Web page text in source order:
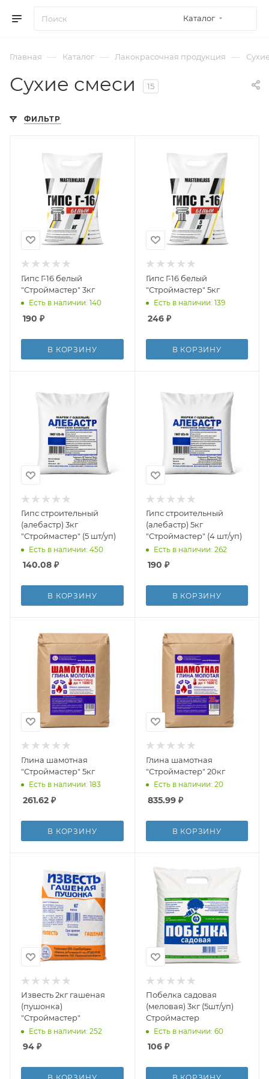
Каталог
Главная — Каталог — Лакокрасочная продукция —
Сухие смеси 15
ФИЛЬТР
Гипс Г-16 белый
"Строймастер" 3кг
Есть в наличии: 140
190 ₽
В КОРЗИНУ
Гипс Г-16 белый
"Строймастер" 5кг
Есть в наличии: 139
246₽
В КОРЗИНУ
Гипс строительный
(алебастр) 3кг
"Строймастер" (5 шт/уп)
Есть в наличии: 450
140.08 ₽
В КОРЗИНУ
Гипс строительный
(алебастр) 5кг
"Строймастер" (4 шт/уп)
Есть в наличии: 262
190 ₽
В КОРЗИНУ
Глина шамотная
"Строймастер" 5кг
Есть в наличии: 183
261.62 ₽
В КОРЗИНУ
Глина шамотная
"Строймастер" 20кг
Есть в наличии: 20
835.99₽
В КОРЗИНУ
Известь 2кг гашеная
(пушонка)
"Строймастер"
Есть в наличии: 252
94 ₽
Побелка садовая
(меловая) 3кг (5шт/уп)
Строймастер
Есть в наличии: 60
106₽